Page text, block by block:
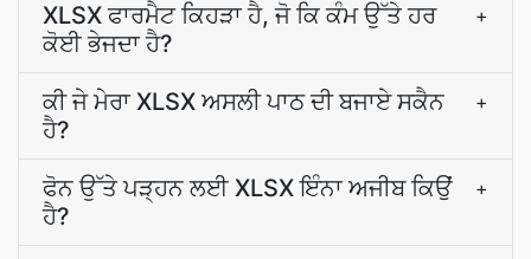
XLSX ਫਾਰਮੈਟ ਕਿਹੜਾ ਹੈ, ਜੋ ਕਿ ਕੰਮ ਉੱਤੇ ਹਰ
ਕੋਈ ਭੇਜਦਾ ਹੈ?
+
ਕੀ ਜੇ ਮੇਰਾ XLSX ਅਸਲੀ ਪਾਠ ਦੀ ਬਜਾਏ ਸਕੈਨ
ਹੈ?
+
ਫੋਨ ਉੱਤੇ ਪੜ੍ਹਨ ਲਈ XLSX ਇੰਨਾ ਅਜੀਬ ਕਿਉਂ
ਹੈ?
+